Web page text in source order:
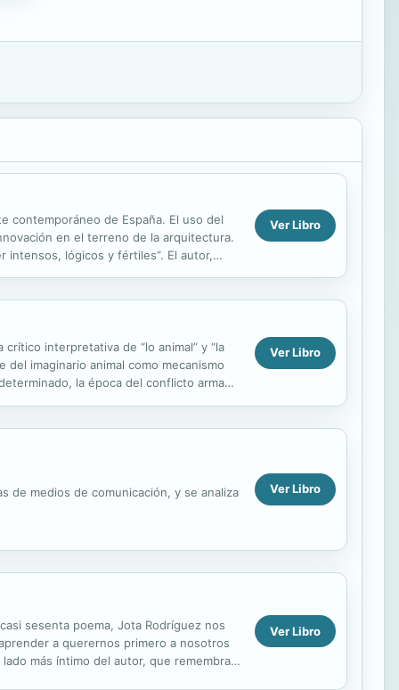
contemporáneo de España. El uso del
en el terreno de la arquitectura.
intensos, lógicos y fértiles”. El autor,
Ver Libro
interpretativa de “lo animal” y “la
imaginario animal como mecanismo
la época del conflicto armado
Ver Libro
de medios de comunicación, y se analiza Ver Libro
sesenta poema, Jota Rodríguez nos
a querernos primero a nosotros
más íntimo del autor, que remembra
Ver Libro